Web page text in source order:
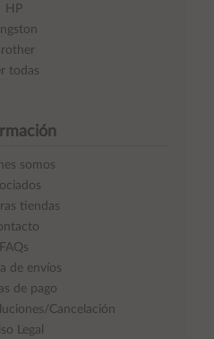
HP
todas
somos
tiendas
FAQs
de envíos
de pago
Cancelación
Legal